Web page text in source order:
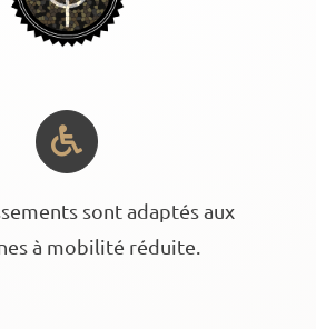
sont adaptés aux
à mobilité réduite.